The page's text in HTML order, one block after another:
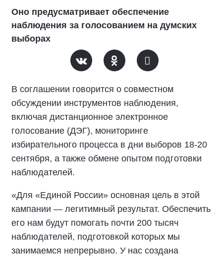
Оно предусматривает обеспечение
наблюдения за голосованием на думских
выборах
В соглашении говорится о совместном
обсуждении инструментов наблюдения,
включая дистанционное электронное
голосование (ДЭГ), мониторинге
избирательного процесса в дни выборов 18-20
сентября, а также обмене опытом подготовки
наблюдателей.
«Для «Единой России» основная цель в этой
кампании — легитимный результат. Обеспечить
его нам будут помогать почти 200 тысяч
наблюдателей, подготовкой которых мы
занимаемся непрерывно. У нас создана